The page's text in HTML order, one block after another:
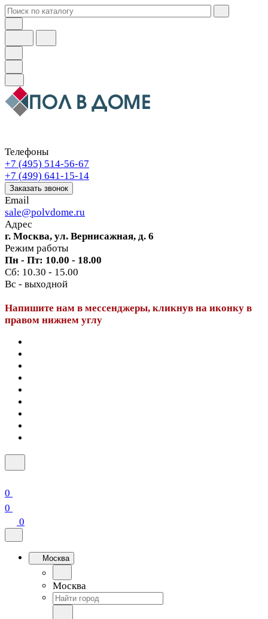
Телефоны
+7 (495) 514-56-67
+7 (499) 641-15-14
Заказать звонок
Email
sale@polvdome.ru
Адрес
г. Москва, ул. Вернисажная, д. 6
Режим работы
Пн - Пт: 10.00 - 18.00
Сб: 10.30 - 15.00
Вс - выходной
Напишите нам в мессенджеры, кликнув на иконку в
правом нижнем углу
0
0
0
Москва
Москва